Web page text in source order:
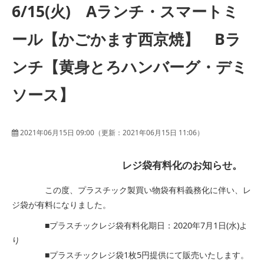
6/15(火) Aランチ・スマートミ
ール【かごかます西京焼】 Bラ
ンチ【黄身とろハンバーグ・デミ
ソース】
2021年06月15日 09:00 （更新： 2021年06月15日 11:06）
レジ袋有料化のお知らせ。
この度、プラスチック製買い物袋有料義務化に伴い、レ
ジ袋が有料になりました。
■プラスチックレジ袋有料化期日：2020年7月1日(水)よ
り
■プラスチックレジ袋1枚5円提供にて販売いたします。